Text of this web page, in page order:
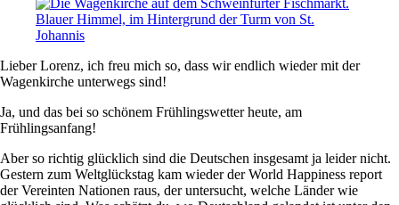
Lieber Lorenz, ich freu mich so, dass wir endlich wieder mit der
Wagenkirche unterwegs sind!
Ja, und das bei so schönem Frühlingswetter heute, am
Frühlingsanfang!
Aber so richtig glücklich sind die Deutschen insgesamt ja leider nicht.
Gestern zum Weltglückstag kam wieder der World Happiness report
der Vereinten Nationen raus, der untersucht, welche Länder wie